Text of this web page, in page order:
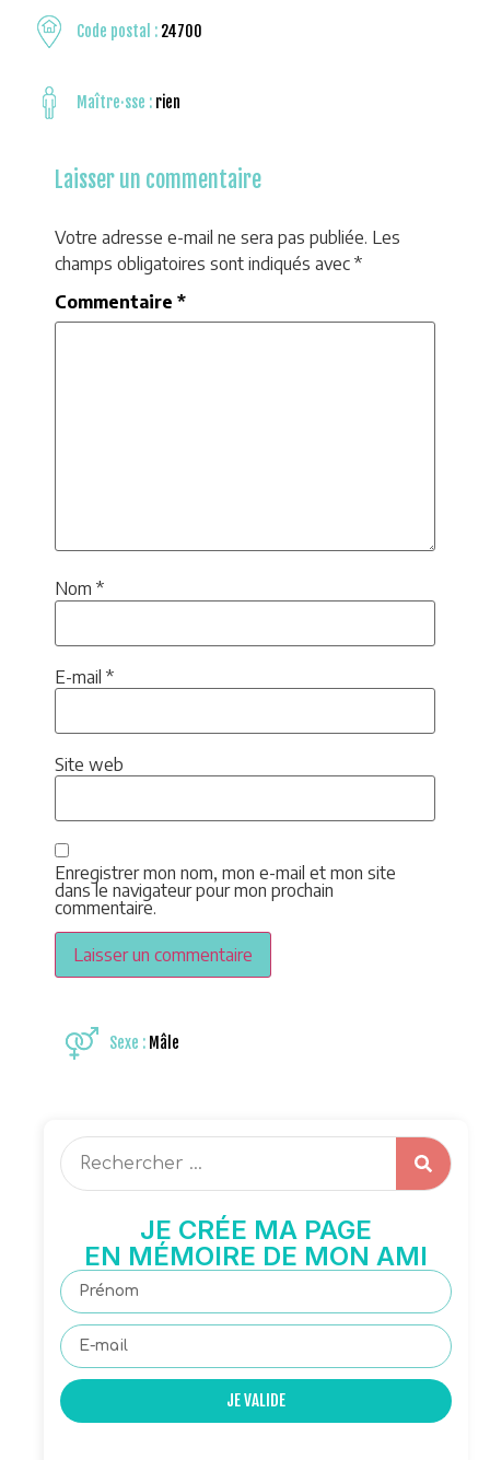
Code postal : 24700
Maître·sse : rien
Laisser un commentaire
Votre adresse e-mail ne sera pas publiée. Les
champs obligatoires sont indiqués avec *
Commentaire *
Nom *
E-mail *
Site web
Enregistrer mon nom, mon e-mail et mon site
dans le navigateur pour mon prochain
commentaire.
Sexe : Mâle
JE CRÉE MA PAGE
EN MÉMOIRE DE MON AMI
JE VALIDE